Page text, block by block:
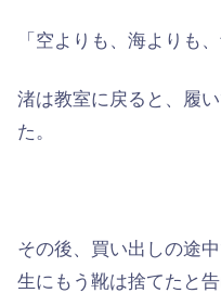
「空よりも、海よりも
渚は教室に戻ると、履
た。
その後、買い出しの途
生にもう靴は捨てたと告